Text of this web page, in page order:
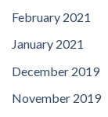
February 2021
January 2021
December 2019
November 2019